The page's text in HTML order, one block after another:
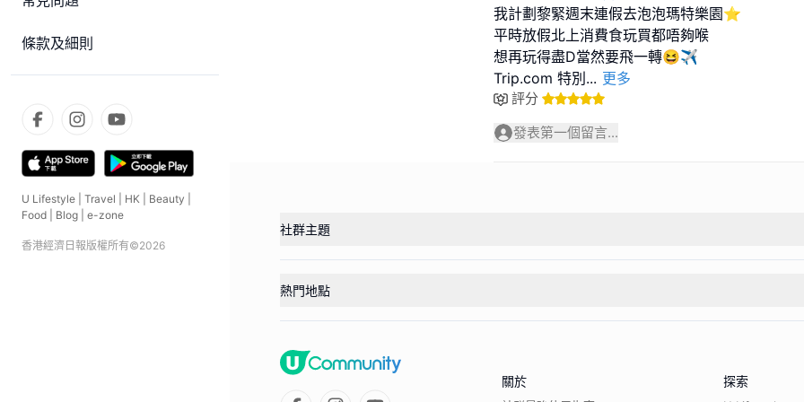
條款及細則
U Lifestyle Travel HK Beauty
Food
Blog e-zone
香港經濟日報版權所有©2026
我計劃黎緊週末連假去泡泡瑪特樂園⭐
平時放假北上消費食玩買都唔夠喉
想再玩得盡D當然要飛一轉😆✈️
Trip.com 特別 ... 更多
評分
發表第一個留言...
社群主題
熱門地點
關於 探索